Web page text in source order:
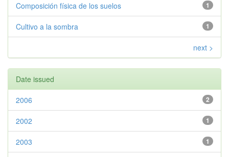
1
Composición física de los suelos
1
Cultivo a la sombra
next >
Date issued
2
2006
1
2002
1
2003